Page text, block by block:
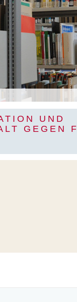
UND
GEGEN